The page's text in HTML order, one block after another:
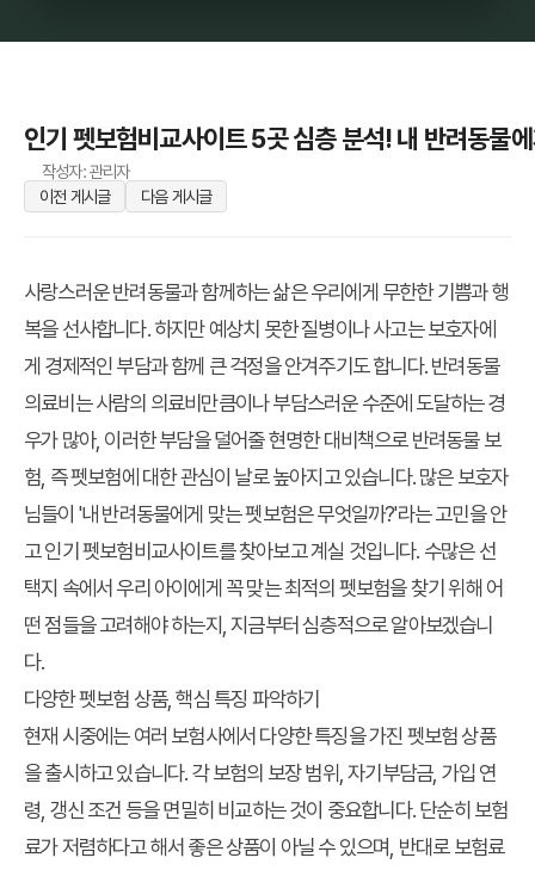
인기 펫보험비교사이트 5곳 심층 분석! 내 반려동물
작성자: 관리자
이전 게시글
다음 게시글
사랑스러운 반려동물과 함께하는 삶은 우리에게 무한한 기쁨과 행
복을 선사합니다. 하지만 예상치 못한 질병이나 사고는 보호자에
게 경제적인 부담과 함께 큰 걱정을 안겨주기도 합니다. 반려동물
의료비는 사람의 의료비만큼이나 부담스러운 수준에 도달하는 경
우가 많아, 이러한 부담을 덜어줄 현명한 대비책으로 반려동물 보
험, 즉 펫보험에 대한 관심이 날로 높아지고 있습니다. 많은 보호자
님들이 '내 반려동물에게 맞는 펫보험은 무엇일까?'라는 고민을 안
고 인기 펫보험비교사이트를 찾아보고 계실 것입니다. 수많은 선
택지 속에서 우리 아이에게 꼭 맞는 최적의 펫보험을 찾기 위해 어
떤 점들을 고려해야 하는지, 지금부터 심층적으로 알아보겠습니
다.
다양한 펫보험 상품, 핵심 특징 파악하기
현재 시중에는 여러 보험사에서 다양한 특징을 가진 펫보험 상품
을 출시하고 있습니다. 각 보험의 보장 범위, 자기부담금, 가입 연
령, 갱신 조건 등을 면밀히 비교하는 것이 중요합니다. 단순히 보험
료가 저렴하다고 해서 좋은 상품이 아닐 수 있으며, 반대로 보험료